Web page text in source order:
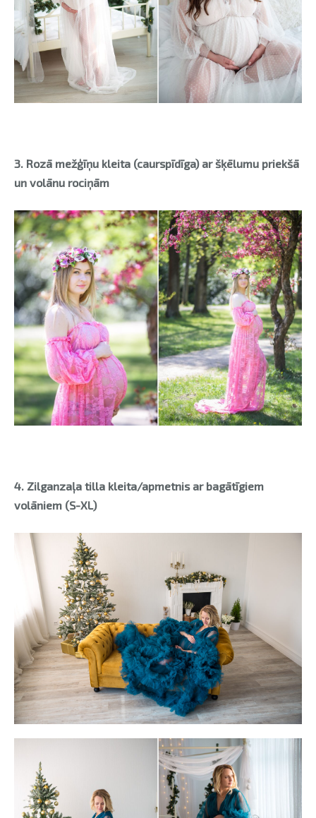
3. Rozā mežģīņu kleita (caurspīdīga) ar šķēlumu priekšā
un volānu rociņām
4. Zilganzaļa tilla kleita/apmetnis ar bagātīgiem
volāniem (S-XL)